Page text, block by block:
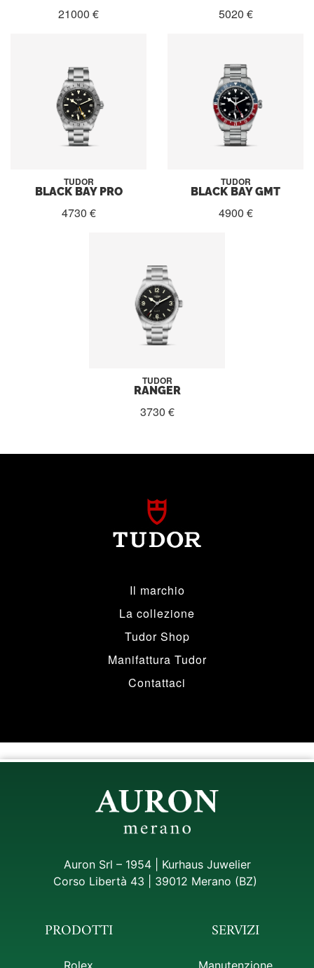
21000 € 5020 €
TUDOR
BLACK BAY PRO
4730 €
TUDOR
BLACK BAY GMT
4900 €
TUDOR
RANGER
3730 €
Il marchio
La collezione
Tudor Shop
Manifattura Tudor
Contattaci
Auron Srl – 1954 | Kurhaus Juwelier
Corso Libertà 43 | 39012 Merano (BZ)
PRODOTTI SERVIZI